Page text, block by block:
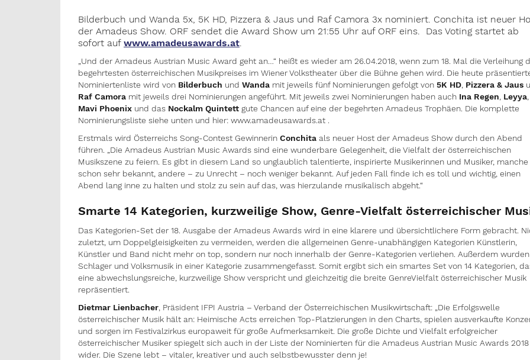
Bilderbuch und Wanda 5x, 5K HD, Pizzera & Jaus und Raf Camora 3x nominiert. Conchita ist neuer
der Amadeus Show. ORF sendet die Award Show um 21:55 Uhr auf ORF eins. Das Voting startet ab
sofort auf www.amadeusawards.at.
„Und der Amadeus Austrian Music Award geht an…“ heißt es wieder am 26.04.2018, wenn zum 18. Mal die Verleihung
begehrtesten österreichischen Musikpreises im Wiener Volkstheater über die Bühne gehen wird. Die heute
Nominiertenliste wird von Bilderbuch und Wanda mit jeweils fünf Nominierungen gefolgt von 5K HD, Pizzera & Jaus
Raf Camora mit jeweils drei Nominierungen angeführt. Mit jeweils zwei Nominierungen haben auch Ina Regen, Leyya,
Mavi Phoenix und das Nockalm Quintett gute Chancen auf eine der begehrten Amadeus Trophäen. Die komplette
Nominierungsliste siehe unten und hier: www.amadeusawards.at .
Erstmals wird Österreichs Song-Contest Gewinnerin Conchita als neuer Host der Amadeus Show durch den Abend
führen. „Die Amadeus Austrian Music Awards sind eine wunderbare Gelegenheit, die Vielfalt der österreichischen
Musikszene zu feiern. Es gibt in diesem Land so unglaublich talentierte, inspirierte Musikerinnen und Musiker, manche
schon sehr bekannt, andere – zu Unrecht – noch weniger bekannt. Auf jeden Fall finde ich es toll und wichtig, einen
Abend lang inne zu halten und stolz zu sein auf das, was hierzulande musikalisch abgeht.“
Smarte 14 Kategorien, kurzweilige Show, Genre-Vielfalt österreichischer
Das Kategorien-Set der 18. Ausgabe der Amadeus Awards wird in eine klarere und übersichtlichere Form gebracht.
zuletzt, um Doppelgleisigkeiten zu vermeiden, werden die allgemeinen Genre-unabhängigen Kategorien Künstlerin,
Künstler und Band nicht mehr on top, sondern nur noch innerhalb der Genre-Kategorien verliehen. Außerdem wurden
Schlager und Volksmusik in einer Kategorie zusammengefasst. Somit ergibt sich ein smartes Set von 14 Kategorien,
eine abwechslungsreiche, kurzweilige Show verspricht und gleichzeitig die breite GenreVielfalt österreichischer Musik
repräsentiert.
Dietmar Lienbacher, Präsident IFPI Austria – Verband der Österreichischen Musikwirtschaft: „Die Erfolgswelle
österreichischer Musik hält an: Heimische Acts erreichen Top-Platzierungen in den Charts, spielen ausverkaufte
und sorgen im Festivalzirkus europaweit für große Aufmerksamkeit. Die große Dichte und Vielfalt erfolgreicher
österreichischer Musiker spiegelt sich auch in der Liste der Nominierten für die Amadeus Austrian Music Awards 2018
wider. Die Szene lebt – vitaler, kreativer und auch selbstbewusster denn je!